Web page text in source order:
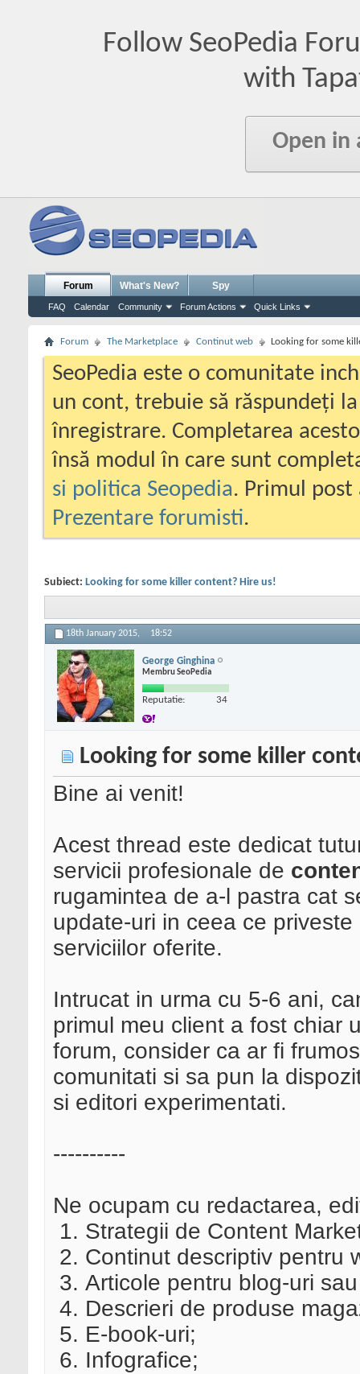
Follow SeoPedia
with
Open in
Forum
FAQ Calendar Community Forum Actions Quick Links
What's New? Spy
Forum The Marketplace Continut web Looking for some
SeoPedia este o comunitate
un cont, trebuie să răspundeți
înregistrare. Completarea
însă modul în care sunt
si politica Seopedia. Primul
Prezentare forumisti.
Subiect: Looking for some killer content? Hire us!
18th January 2015, 18:52
George Ginghina
Membru SeoPedia
Reputatie: 34
Looking for some killer
Bine ai venit!
Acest thread este dedicat
servicii profesionale de
rugamintea de a-l pastra cat
update-uri in ceea ce
serviciilor oferite.
Intrucat in urma cu 5-6 ani,
primul meu client a fost chiar
forum, consider ca ar fi
comunitati si sa pun la
si editori experimentati.
----------
Ne ocupam cu redactarea,
Strategii de Content
Continut descriptiv pentru
Articole pentru blog-uri
Descrieri de produse
E-book-uri;
Infografice;